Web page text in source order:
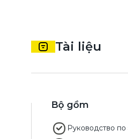
Tài liệu
Bộ gồm
Руководство по